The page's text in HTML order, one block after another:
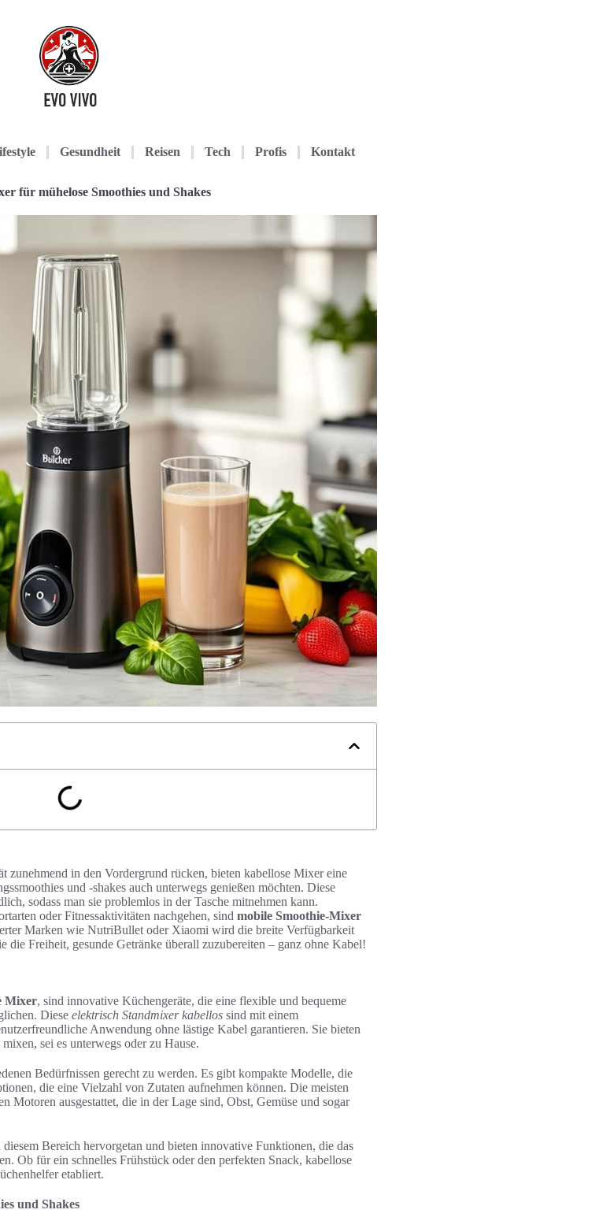
Gesundheit Reisen Tech Profis Kontakt
für mühelose Smoothies und Shakes
zunehmend in den Vordergrund rücken, bieten kabellose Mixer eine
und -shakes auch unterwegs genießen möchten. Diese
sodass man sie problemlos in der Tasche mitnehmen kann.
oder Fitnessaktivitäten nachgehen, sind mobile Smoothie-Mixer
Marken wie NutriBullet oder Xiaomi wird die breite Verfügbarkeit
die Freiheit, gesunde Getränke überall zuzubereiten – ganz ohne Kabel!
Mixer, sind innovative Küchengeräte, die eine flexible und bequeme
Diese elektrisch Standmixer kabellos sind mit einem
Anwendung ohne lästige Kabel garantieren. Sie bieten
sei es unterwegs oder zu Hause.
Bedürfnissen gerecht zu werden. Es gibt kompakte Modelle, die
die eine Vielzahl von Zutaten aufnehmen können. Die meisten
Motoren ausgestattet, die in der Lage sind, Obst, Gemüse und sogar
Bereich hervorgetan und bieten innovative Funktionen, die das
Ob für ein schnelles Frühstück oder den perfekten Snack, kabellose
etabliert.
und Shakes